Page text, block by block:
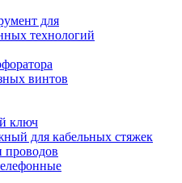
для
технологий
винтов
ключ
для кабельных стяжек
проводов